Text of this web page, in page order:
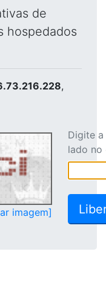
de
hospedados
,
imagem]
Digite
lado no